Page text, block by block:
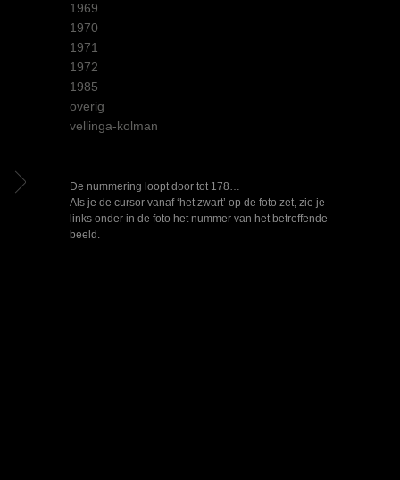
1969
1970
1971
1972
1985
overig
vellinga-kolman
De nummering loopt door tot 178…
Als je de cursor vanaf ‘het zwart’ op de foto zet, zie je
links onder in de foto het nummer van het betreffende
beeld.